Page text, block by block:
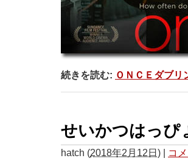
続きを読む: ＯＮＣＥダブリ
せいかつはっぴ
hatch (2018年2月12日) | コ